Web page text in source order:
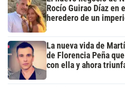
Rocío Guirao Díaz en
heredero de un
La nueva vida de
de Florencia Peña
con ella y ahora